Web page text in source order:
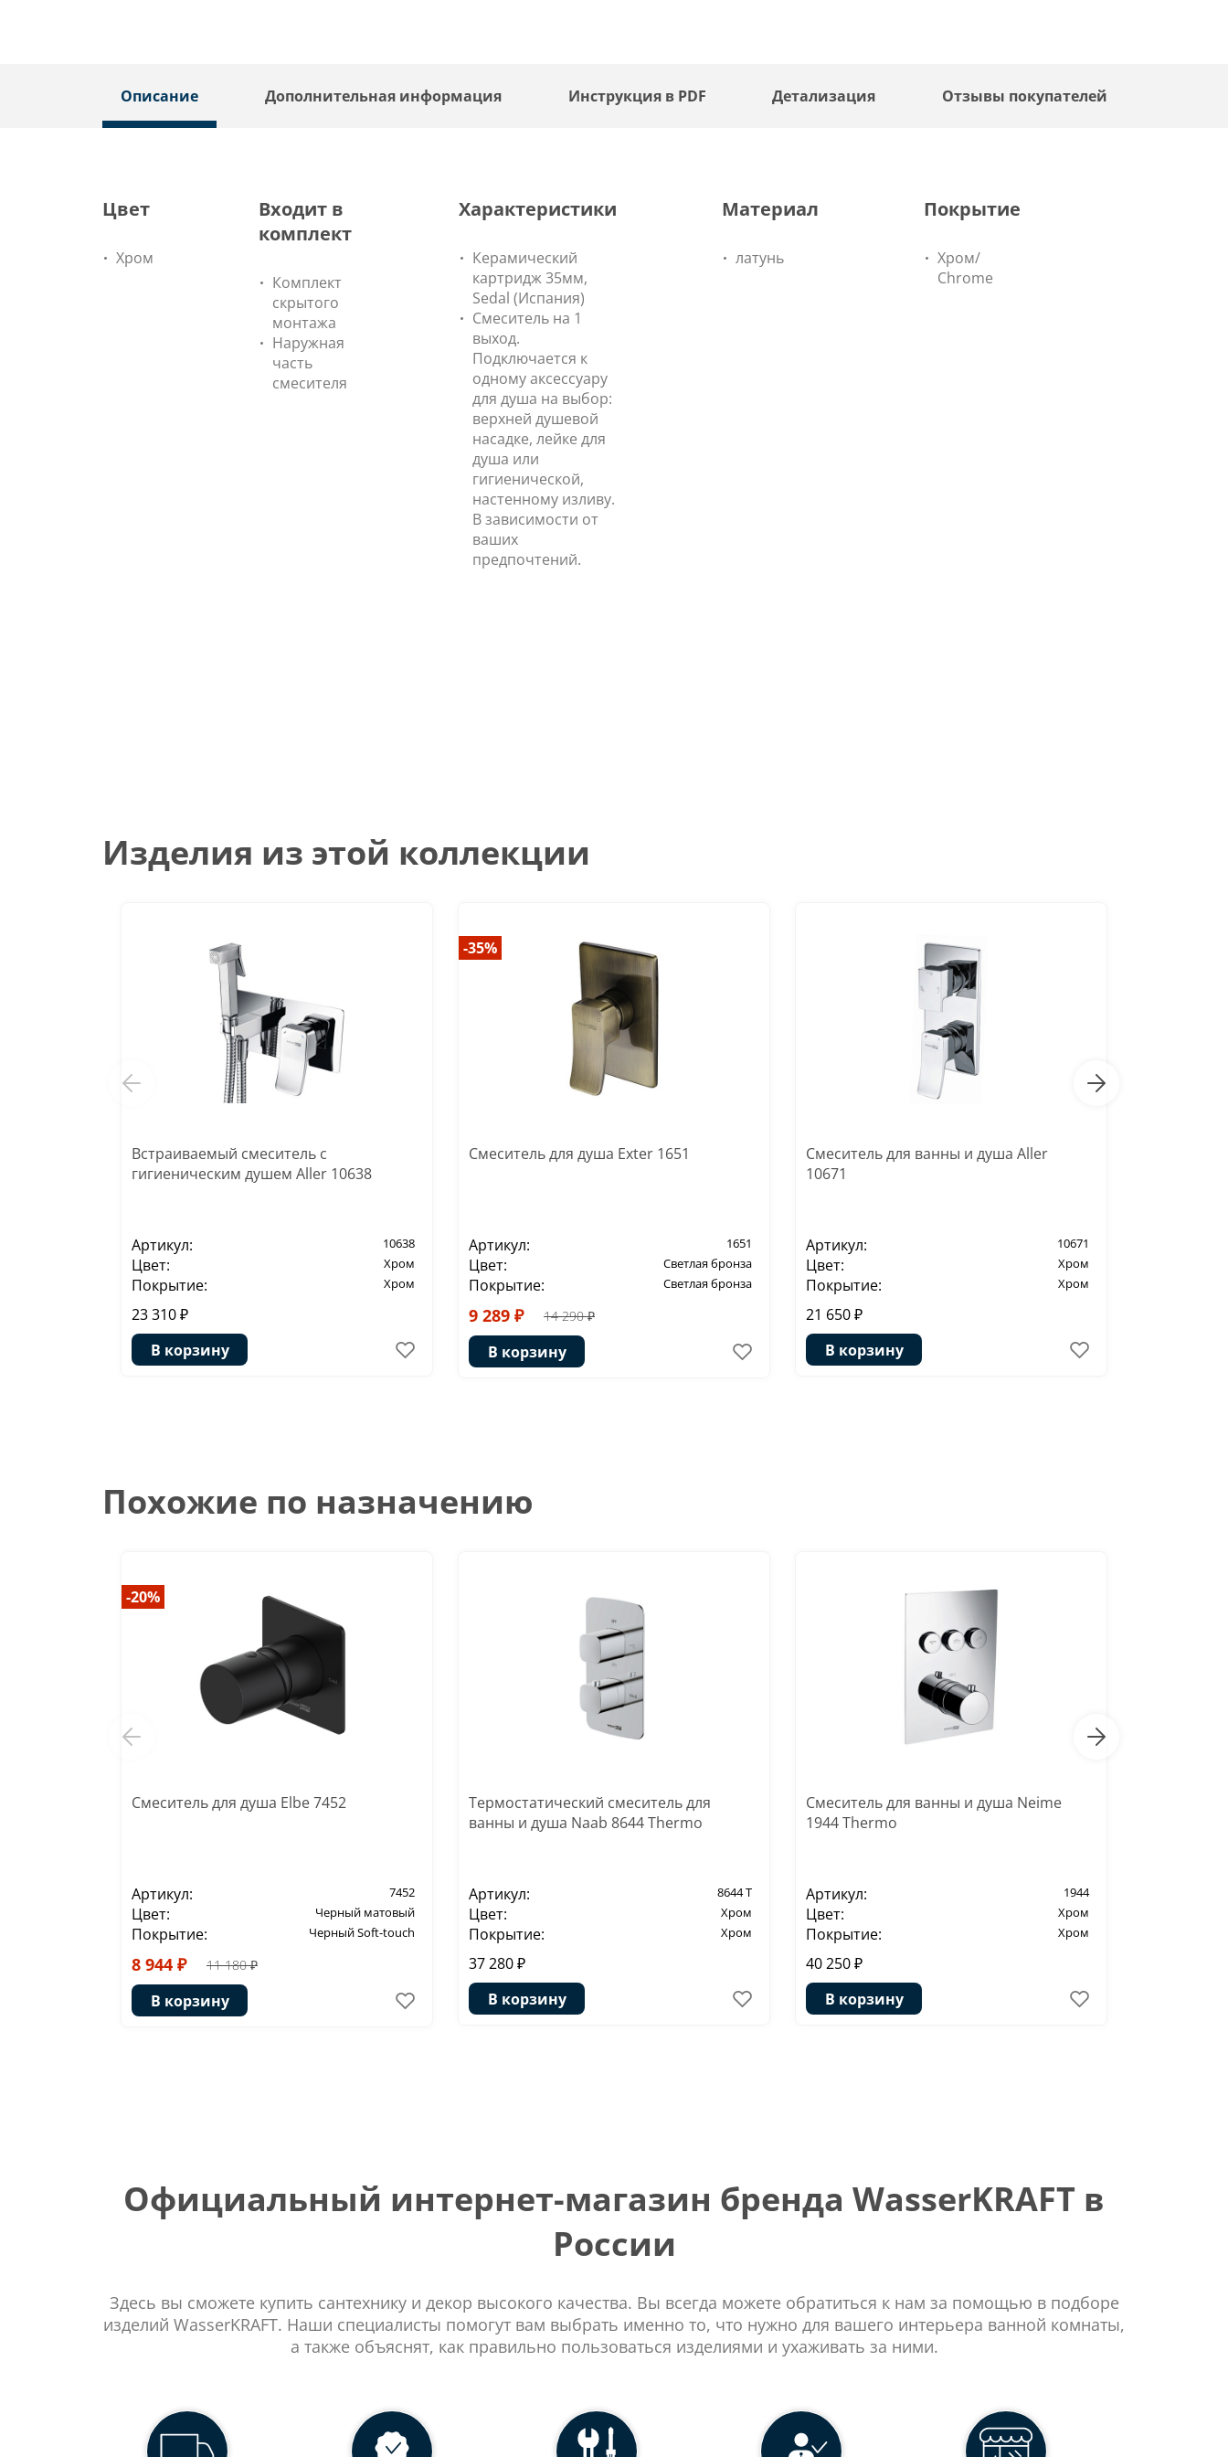
Описание Дополнительная информация Инструкция в PDF Детализация Отзывы покупателей
Цвет
Хром
Входит в
комплект
Комплект
скрытого
монтажа
Наружная
часть
смесителя
Характеристики
Керамический
картридж 35мм,
Sedal (Испания)
Смеситель на 1
выход.
Подключается к
одному аксессуару
для душа на выбор:
верхней душевой
насадке, лейке для
душа или
гигиенической,
настенному изливу.
В зависимости от
ваших
предпочтений.
Материал
латунь
Покрытие
Хром/
Chrome
Изделия из этой коллекции
Встраиваемый смеситель с
гигиеническим душем Aller 10638
Артикул: 10638
Цвет: Хром
Покрытие: Хром
23 310 ₽
В корзину
-35%
Смеситель для душа Exter 1651
Артикул: 1651
Цвет: Светлая бронза
Покрытие: Светлая бронза
9 289 ₽ 14 290 ₽
В корзину
Смеситель для ванны и душа Aller
10671
Артикул: 10671
Цвет: Хром
Покрытие: Хром
21 650 ₽
В корзину
Похожие по назначению
-20%
Смеситель для душа Elbe 7452
Артикул: 7452
Цвет: Черный матовый
Покрытие: Черный Soft-touch
8 944 ₽ 11 180 ₽
В корзину
Термостатический смеситель для
ванны и душа Naab 8644 Thermo
Артикул: 8644 T
Цвет: Хром
Покрытие: Хром
37 280 ₽
В корзину
Смеситель для ванны и душа Neime
1944 Thermo
Артикул: 1944
Цвет: Хром
Покрытие: Хром
40 250 ₽
В корзину
Официальный интернет-магазин бренда WasserKRAFT в
России
Здесь вы сможете купить сантехнику и декор высокого качества. Вы всегда можете обратиться к нам за помощью в подборе
изделий WasserKRAFT. Наши специалисты помогут вам выбрать именно то, что нужно для вашего интерьера ванной комнаты,
а также объяснят, как правильно пользоваться изделиями и ухаживать за ними.